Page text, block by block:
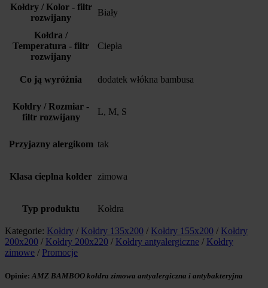
Kołdry / Kolor - filtr
rozwijany
Biały
Kołdra /
Temperatura - filtr
rozwijany
Ciepła
Co ją wyróżnia dodatek włókna bambusa
Kołdry / Rozmiar -
filtr rozwijany
L, M, S
Przyjazny alergikom tak
Klasa cieplna kołder zimowa
Typ produktu Kołdra
Kategorie: Kołdry / Kołdry 135x200 / Kołdry 155x200 / Kołdry
200x200 / Kołdry 200x220 / Kołdry antyalergiczne / Kołdry
zimowe / Promocje
Opinie: AMZ BAMBOO kołdra zimowa antyalergiczna i antybakteryjna